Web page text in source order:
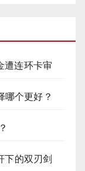
遭连环卡审
哪个更好？
下的双刃剑